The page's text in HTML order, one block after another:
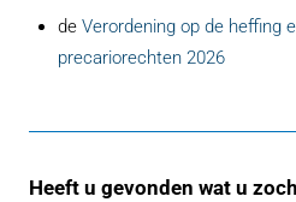
de Verordening op de heffing
precariorechten 2026
Heeft u gevonden wat u